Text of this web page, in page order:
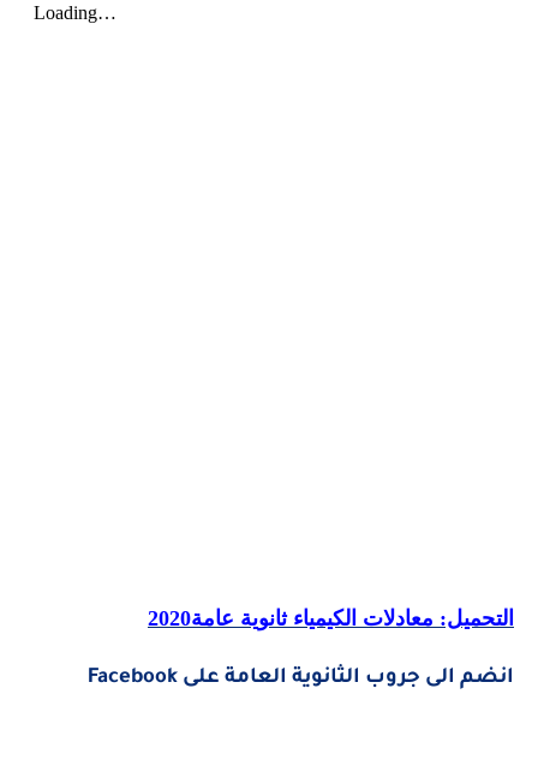
التحميل: معادلات الكيمياء ثانوية عامة2020
انضم الى جروب الثانوية العامة على Facebook